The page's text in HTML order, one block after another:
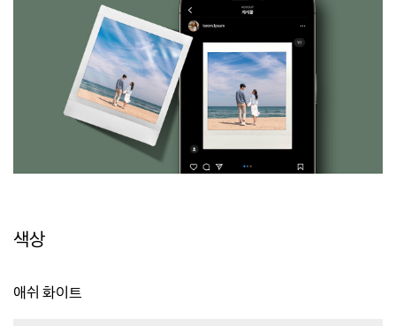
색상
애쉬 화이트